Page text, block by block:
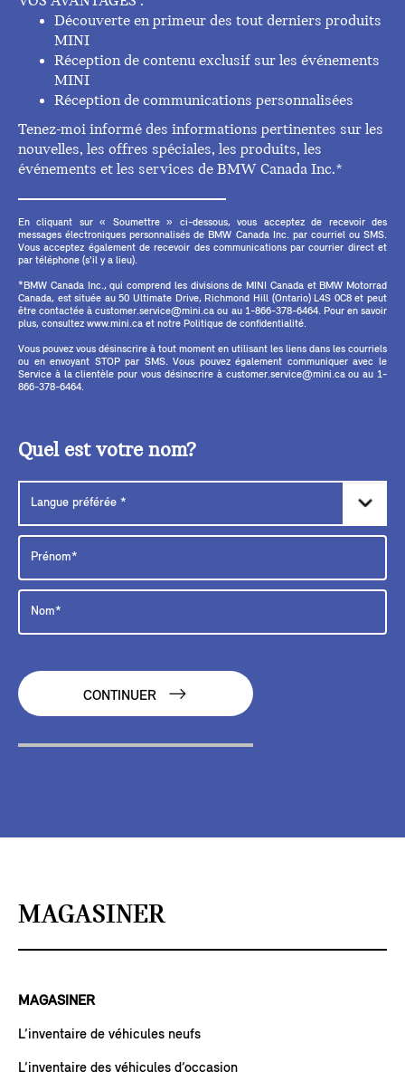
Découverte en primeur des tout derniers produits
MINI
Réception de contenu exclusif sur les événements
MINI
Réception de communications personnalisées
Tenez-moi informé des informations pertinentes sur les
nouvelles, les offres spéciales, les produits, les
événements et les services de BMW Canada Inc.*
En cliquant sur « Soumettre » ci-dessous, vous acceptez de recevoir des
messages électroniques personnalisés de BMW Canada Inc. par courriel ou SMS.
Vous acceptez également de recevoir des communications par courrier direct et
par téléphone (s'il y a lieu).
*BMW Canada Inc., qui comprend les divisions de MINI Canada et BMW Motorrad
Canada, est située au 50 Ultimate Drive, Richmond Hill (Ontario) L4S 0C8 et peut
être contactée à customer.service@mini.ca ou au 1-866-378-6464. Pour en savoir
plus, consultez www.mini.ca et notre Politique de confidentialité.
Vous pouvez vous désinscrire à tout moment en utilisant les liens dans les courriels
ou en envoyant STOP par SMS. Vous pouvez également communiquer avec le
Service à la clientèle pour vous désinscrire à customer.service@mini.ca ou au 1-
866-378-6464.
Quel est votre nom?
CONTINUER
MAGASINER
MAGASINER
L’inventaire de véhicules neufs
L’inventaire des véhicules d’occasion